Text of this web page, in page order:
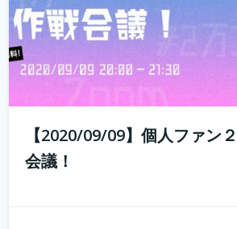
【2020/09/09】個人ファン
会議！
withコロナ時代に入り、オンライン
きました。 でも、田舎に自分が好きな